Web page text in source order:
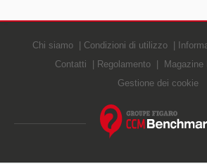
Chi siamo Condizioni di utilizzo
Contatti
Regolamento
Magazine
Gestione dei cookie